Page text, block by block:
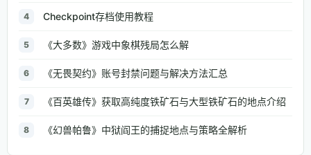
4 Checkpoint存档使用教程
5 《大多数》游戏中象棋残局怎么解
6 《无畏契约》账号封禁问题与解决方法汇总
7 《百英雄传》获取高纯度铁矿石与大型铁矿石的地点介绍
8 《幻兽帕鲁》中狱阎王的捕捉地点与策略全解析